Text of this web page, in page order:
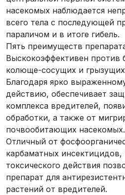
насекомых наблюдается
всего тела с последующей
параличом и в итоге гибель.
Пять преимуществ
Выскокоэффективен против
колюще-сосущих и
Благодаря ярко
действию, обеспечивает
комплекса вредителей,
обработки, а также от
почвообитающих насекомых.
Отличный от
карбаматных инсектицидов,
токсического действия
препарат для
растений от вредителей.